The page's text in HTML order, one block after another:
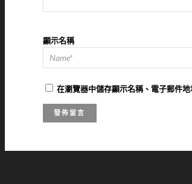
顯示名稱
在瀏覽器中儲存顯示名稱、電子郵件